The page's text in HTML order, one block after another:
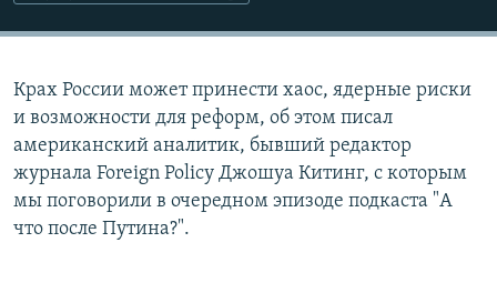
Крах России может принести хаос, ядерные риски
и возможности для реформ, об этом писал
американский аналитик, бывший редактор
журнала Foreign Policy Джошуа Китинг, с которым
мы поговорили в очередном эпизоде подкаста "А
что после Путина?".